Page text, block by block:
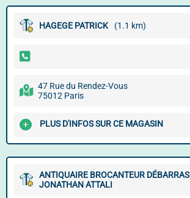
HAGEGE PATRICK (1.1 km)
47 Rue du Rendez-Vous
75012 Paris
PLUS D'INFOS SUR CE MAGASIN
ANTIQUAIRE BROCANTEUR DÉBARRAS
JONATHAN ATTALI